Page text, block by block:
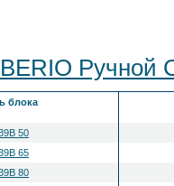
Ручной
блока
50
65
80